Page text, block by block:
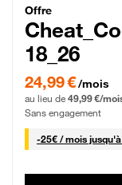
Offre
18_26
24,99 € par mois
24,99 €/mois
au lieu de 49,99 €/
Sans engagement
-25€ / mois25 €